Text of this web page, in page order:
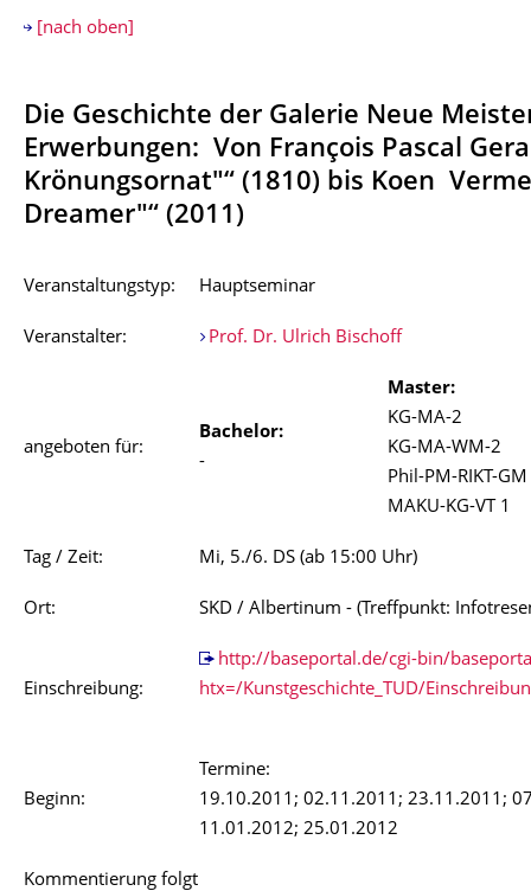
[nach oben]
Die Geschichte der Galerie Neue
Erwerbungen: Von François Pascal
Krönungsornat"“ (1810) bis Koen
Dreamer"“ (2011)
Veranstaltungstyp: Hauptseminar
Veranstalter: Prof. Dr. Ulrich Bischoff
angeboten für:
Bachelor:
-
Master:
KG-MA-2
KG-MA-WM-2
Phil-PM-RIKT-GM
MAKU-KG-VT 1
Tag / Zeit: Mi, 5./6. DS (ab 15:00 Uhr)
Ort: SKD / Albertinum - (Treffpunkt:
Einschreibung:
http://baseportal.de/cgi-bin/
htx=/Kunstgeschichte_TUD/
Beginn:
Termine:
19.10.2011; 02.11.2011; 23.11.2011;
11.01.2012; 25.01.2012
Kommentierung folgt